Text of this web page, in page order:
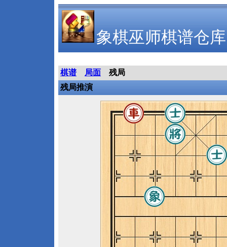
象棋巫师棋谱仓库
棋谱 局面
残局
残局推演